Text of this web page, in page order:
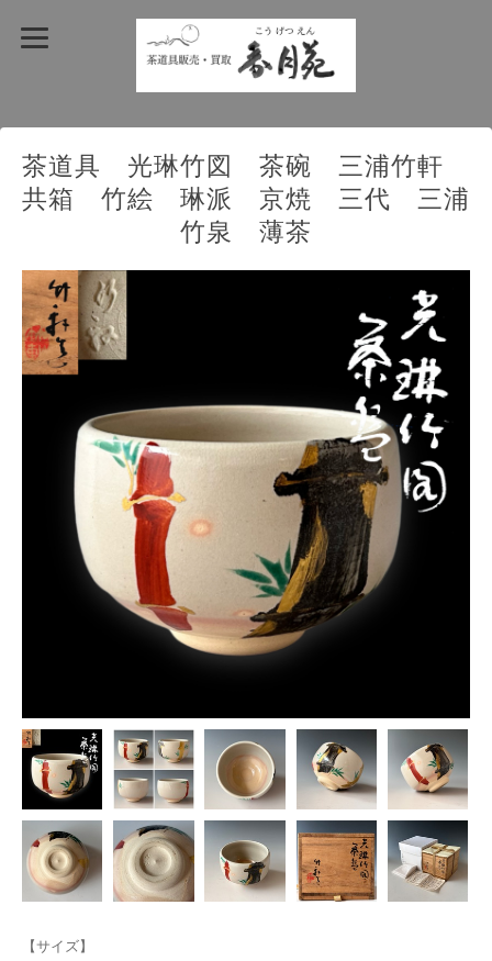
茶道具 光琳竹図 茶碗 三浦竹軒
共箱 竹絵 琳派 京焼 三代 三浦
竹泉 薄茶
【サイズ】